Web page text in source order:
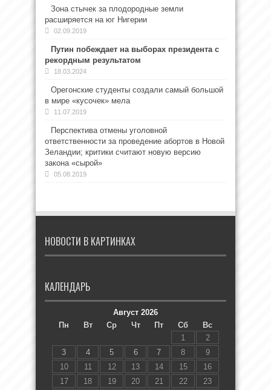
Зона стычек за плодородные земли
расширяется на юг Нигерии
02.09.2019
Путин побеждает на выборах президента с
рекордным результатом
18.03.2024
Орегонские студенты создали самый большой
в мире «кусочек» мела
11.07.2019
Перспектива отмены уголовной
ответственности за проведение абортов в Новой
Зеландии; критики считают новую версию
закона «сырой»
05.08.2019
НОВОСТИ В КАРТИНКАХ
КАЛЕНДАРЬ
Август 2026
Пн
Вт Ср Чт Пт Сб
Вс
1
2
3
4 5 6 7 8
9
10
11 12 13 14 15
16
17
18 19 20 21 22 23